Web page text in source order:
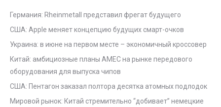
Германия: Rheinmetall представил фрегат будущего
США: Apple меняет концепцию будущих смарт-очков
Украина: в июне на первом месте – экономичный кроссовер
Китай: амбициозные планы AMEC на рынке передового
оборудования для выпуска чипов
США: Пентагон заказал полтора десятка атомных подлодок
Мировой рынок: Китай стремительно “добивает” немецкие